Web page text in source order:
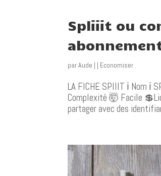
Spliiit ou
parAude | | Economiser
LA FICHE SPIIIT ℹ️ Nom
Complexité 🤯 Facile
partager avec des